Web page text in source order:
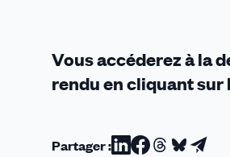
Vous accéderez à la
rendu en cliquant sur
Partager :Partager
Partager
Partager
Partager